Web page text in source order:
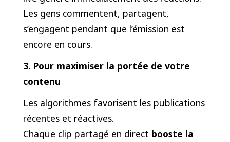
Les gens commentent, partagent,
s’engagent pendant que l’émission est
encore en cours.
3. Pour maximiser la portée de votre
contenu
Les algorithmes favorisent les publications
récentes et réactives.
Chaque clip partagé en direct booste la